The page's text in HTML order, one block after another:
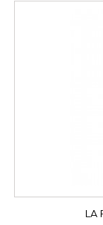
LA